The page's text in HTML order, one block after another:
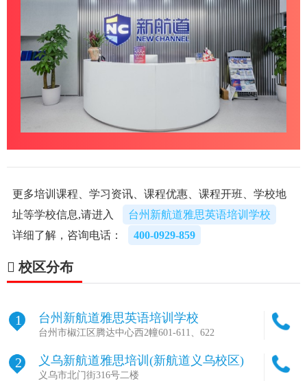
更多培训课程、学习资讯、课程优惠、课程开班、学校地
址等学校信息,请进入
台州新航道雅思英语培训学校
详细了解，咨询电话：
400-0929-859
校区分布
1 台州新航道雅思英语培训学校
台州市椒江区腾达中心西2幢601-611、622
2 义乌新航道雅思培训(新航道义乌校区)
义乌市北门街316号二楼